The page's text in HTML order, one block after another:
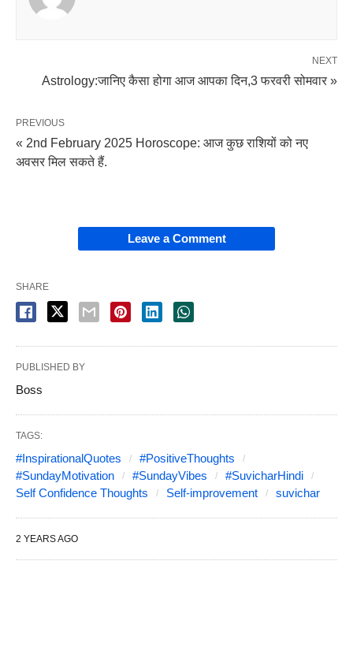
NEXT
Astrology:जानिए कैसा होगा आज आपका दिन,3 फरवरी सोमवार »
PREVIOUS
« 2nd February 2025 Horoscope: आज कुछ राशियों को नए
अवसर मिल सकते हैं.
Leave a Comment
SHARE
PUBLISHED BY
Boss
TAGS:
#InspirationalQuotes
#PositiveThoughts
#SundayMotivation
#SundayVibes
#SuvicharHindi
Self Confidence Thoughts
Self-improvement suvichar
2 YEARS AGO